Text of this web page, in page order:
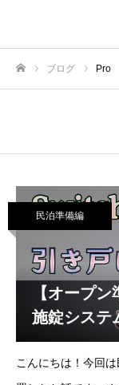
ブログ Pro
民泊準備編
【オープ
施錠システ
クPro』を
うになるア
こんにちは！今回